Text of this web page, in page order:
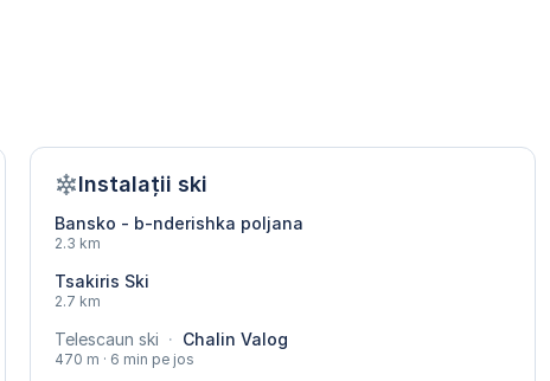
Instalații ski
Bansko - b-nderishka poljana
2.3 km
Tsakiris Ski
2.7 km
Telescaun ski · Chalin Valog
470 m · 6 min pe jos